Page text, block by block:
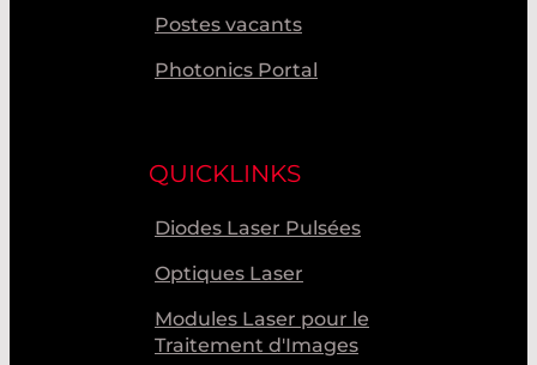
Postes vacants
Photonics Portal
QUICKLINKS
Diodes Laser Pulsées
Optiques Laser
Modules Laser pour le
Traitement d'Images